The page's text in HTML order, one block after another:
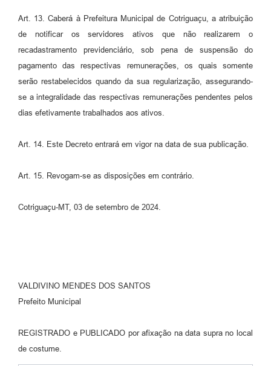
Art. 13. Caberá à Prefeitura Municipal de Cotriguaçu, a atribuição
de notificar os servidores ativos que não realizarem o
recadastramento previdenciário, sob pena de suspensão do
pagamento das respectivas remunerações, os quais somente
serão restabelecidos quando da sua regularização, assegurando-
se a integralidade das respectivas remunerações pendentes pelos
dias efetivamente trabalhados aos ativos.
Art. 14. Este Decreto entrará em vigor na data de sua publicação.
Art. 15. Revogam-se as disposições em contrário.
Cotriguaçu-MT, 03 de setembro de 2024.
VALDIVINO MENDES DOS SANTOS
Prefeito Municipal
REGISTRADO e PUBLICADO por afixação na data supra no local
de costume.